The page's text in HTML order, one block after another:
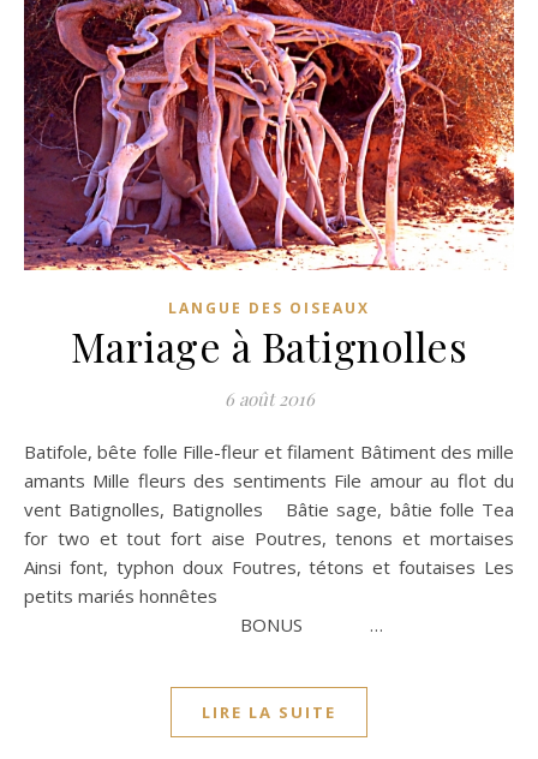
LANGUE DES OISEAUX
Mariage à Batignolles
6 août 2016
Batifole, bête folle Fille-fleur et filament Bâtiment des mille
amants Mille fleurs des sentiments File amour au flot du
vent Batignolles, Batignolles Bâtie sage, bâtie folle Tea
for two et tout fort aise Poutres, tenons et mortaises
Ainsi font, typhon doux Foutres, tétons et foutaises Les
petits mariés honnêtes
BONUS …
LIRE LA SUITE